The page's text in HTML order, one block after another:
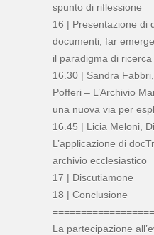
spunto di riflessione
16 | Presentazione di
documenti, far
il paradigma di ricerca
16.30 | Sandra
Pofferi – L’Archivio
una nuova via per
16.45 | Licia Meloni,
L’applicazione di
archivio ecclesiastico
17 | Discutiamone
18 | Conclusione
La partecipazione